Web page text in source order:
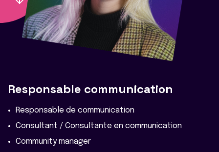
Responsable communication
Responsable de communication
Consultant / Consultante en communication
Community manager